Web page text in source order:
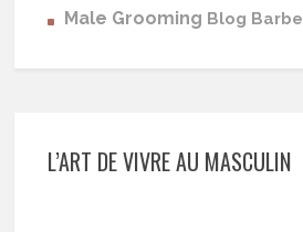
Male Grooming Blog Barbe
L’ART DE VIVRE AU MASCULIN